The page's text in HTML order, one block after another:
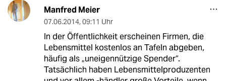
Manfred Meier
07.06.2014, 09:11 Uhr
In der Öffentlichkeit erscheinen Firmen, die
Lebensmittel kostenlos an Tafeln abgeben,
häufig als „uneigennützige Spender“.
Tatsächlich haben Lebensmittelproduzenten